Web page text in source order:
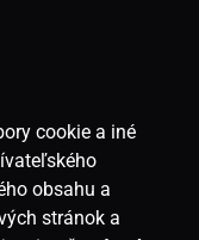
cookie a iné
obsahu a
stránok a